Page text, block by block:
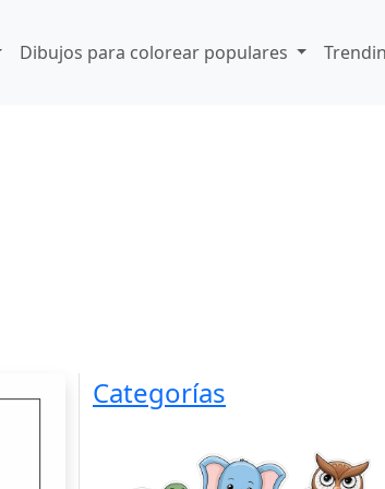
Dibujos para colorear populares
Categorías